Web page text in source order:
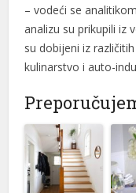
– vodeći se
analizu su prikupili iz
su dobijeni iz
kulinarstvo i auto-